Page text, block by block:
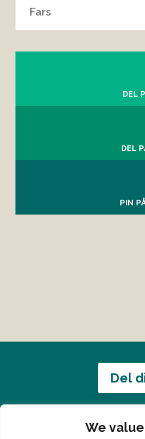
We
Fars
DEL
DEL
PIN
Del
Har du en